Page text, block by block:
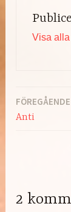
Visa
Anti
2